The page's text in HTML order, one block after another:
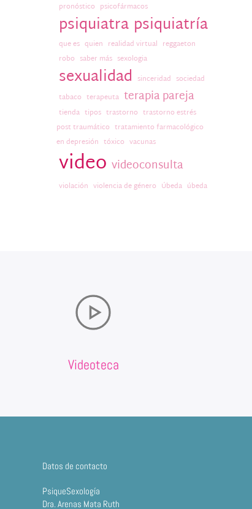
pronóstico psicofármacos
psiquiatra psiquiatría
que es quien realidad virtual reggaeton
robo saber más sexologia
sexualidad sinceridad sociedad
tabaco terapeuta terapia pareja
tienda tipos trastorno trastorno estrés
post traumático tratamiento farmacológico
en depresión tóxico vacunas
video videoconsulta
violación violencia de género Úbeda úbeda
Videoteca
Datos de contacto
PsiqueSexología
Dra. Arenas Mata Ruth